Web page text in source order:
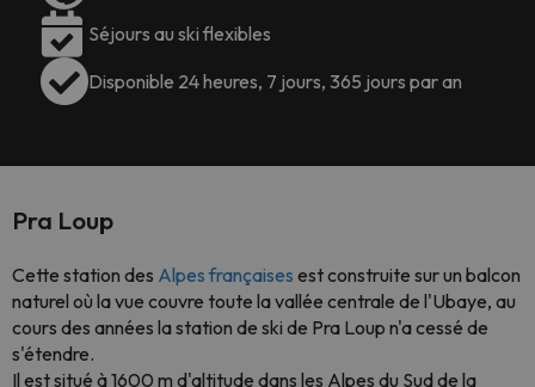
Séjours au ski flexibles
Disponible 24 heures, 7 jours, 365 jours par an
Pra Loup
Cette station des Alpes françaises est construite sur un balcon
naturel où la vue couvre toute la vallée centrale de l'Ubaye, au
cours des années la station de ski de Pra Loup n'a cessé de
s'étendre.
Il est situé à 1600 m d'altitude dans les Alpes du Sud de la